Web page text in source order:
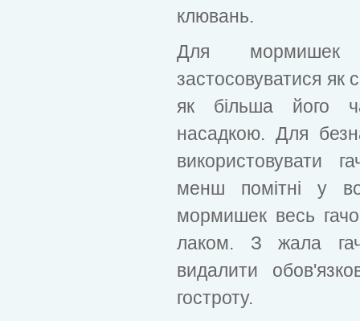
клювань.
Для
застосовуватися як
як більша його
насадкою. Для
використовувати
менш помітні у
мормишек весь
лаком. З жала
видалити
гостроту.